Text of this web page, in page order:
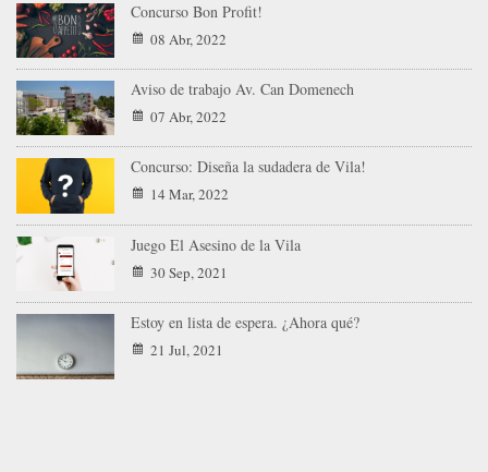
Concurso Bon Profit!
08 Abr, 2022
Aviso de trabajo Av. Can Domenech
07 Abr, 2022
Concurso: Diseña la sudadera de Vila!
14 Mar, 2022
Juego El Asesino de la Vila
30 Sep, 2021
Estoy en lista de espera. ¿Ahora qué?
21 Jul, 2021